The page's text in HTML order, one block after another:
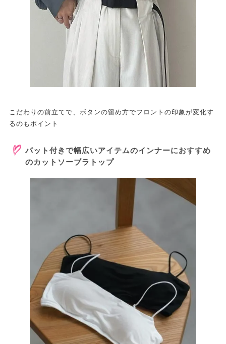
こだわりの前立てで、ボタンの留め方でフロントの印象が変化す
るのもポイント
パット付きで幅広いアイテムのインナーにおすすめ
のカットソーブラトップ